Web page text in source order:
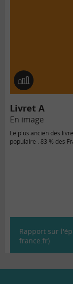
En
image
Livret A
En image
Le plus ancien des
populaire : 83 % des
Rapport sur
france.fr)